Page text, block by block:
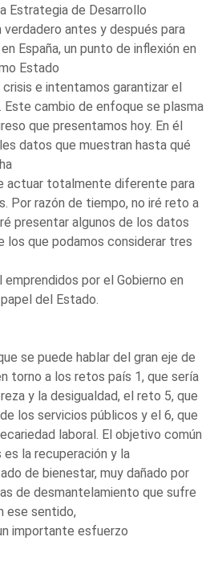
Estrategia de Desarrollo
antes y después para
España, un punto de inflexión en
Estado
e intentamos garantizar el
cambio de enfoque se plasma
que presentamos hoy. En él
datos que muestran hasta qué
actuar totalmente diferente para
Por razón de tiempo, no iré reto a
presentar algunos de los datos
los que podamos considerar tres
por el Gobierno en
del Estado.
se puede hablar del gran eje de
torno a los retos país 1, que sería
y la desigualdad, el reto 5, que
los servicios públicos y el 6, que
laboral. El objetivo común
la recuperación y la
de bienestar, muy dañado por
de desmantelamiento que sufre
ese sentido,
importante esfuerzo